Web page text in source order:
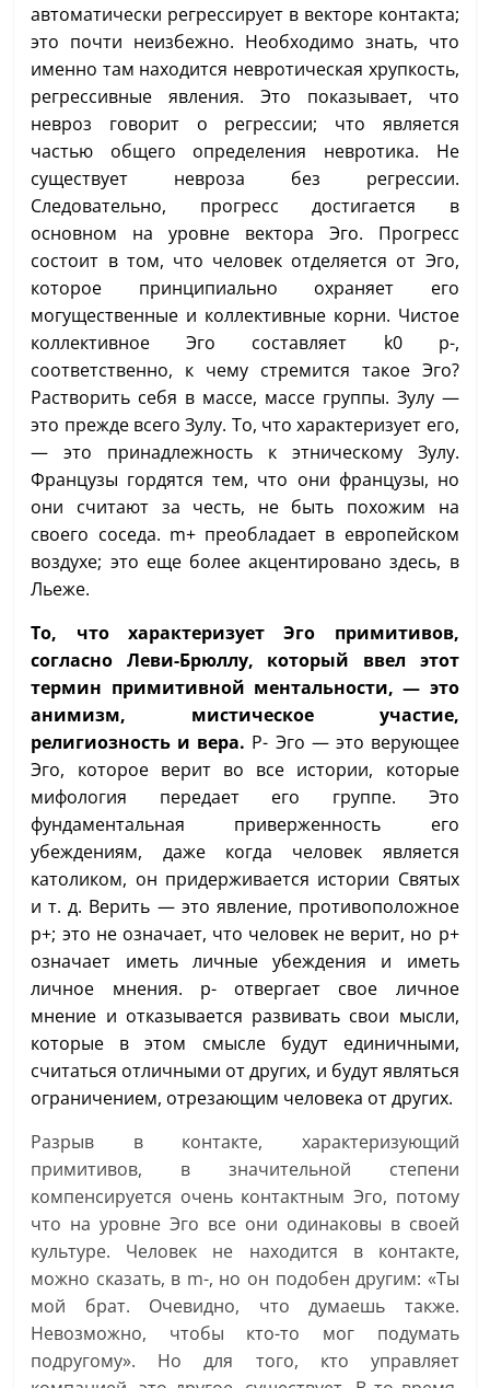
автоматически регрессирует в векторе контакта;
это почти неизбежно. Необходимо знать, что
именно там находится невротическая хрупкость,
регрессивные явления. Это показывает, что
невроз говорит о регрессии; что является
частью общего определения невротика. Не
существует невроза без регрессии.
Следовательно, прогресс достигается в
основном на уровне вектора Эго. Прогресс
состоит в том, что человек отделяется от Эго,
которое принципиально охраняет его
могущественные и коллективные корни. Чистое
коллективное Эго составляет k0 p-,
соответственно, к чему стремится такое Эго?
Растворить себя в массе, массе группы. Зулу —
это прежде всего Зулу. То, что характеризует его,
— это принадлежность к этническому Зулу.
Французы гордятся тем, что они французы, но
они считают за честь, не быть похожим на
своего соседа. m+ преобладает в европейском
воздухе; это еще более акцентировано здесь, в
Льеже.
То, что характеризует Эго примитивов,
согласно Леви-Брюллу, который ввел этот
термин примитивной ментальности, — это
анимизм, мистическое участие,
религиозность и вера. P- Эго — это верующее
Эго, которое верит во все истории, которые
мифология передает его группе. Это
фундаментальная приверженность его
убеждениям, даже когда человек является
католиком, он придерживается истории Святых
и т. д. Верить — это явление, противоположное
p+; это не означает, что человек не верит, но p+
означает иметь личные убеждения и иметь
личное мнения. p- отвергает свое личное
мнение и отказывается развивать свои мысли,
которые в этом смысле будут единичными,
считаться отличными от других, и будут являться
ограничением, отрезающим человека от других.
Разрыв в контакте, характеризующий
примитивов, в значительной степени
компенсируется очень контактным Эго, потому
что на уровне Эго все они одинаковы в своей
культуре. Человек не находится в контакте,
можно сказать, в m-, но он подобен другим: «Ты
мой брат. Очевидно, что думаешь также.
Невозможно, чтобы кто-то мог подумать
подругому». Но для того, кто управляет